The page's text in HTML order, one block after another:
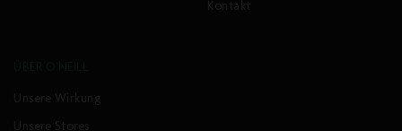
Kontakt
Unsere Wirkung
Unsere Stores